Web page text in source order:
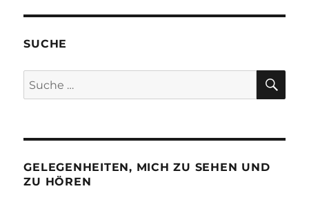
SUCHE
Suche
nach:
GELEGENHEITEN, MICH ZU SEHEN UND
ZU HÖREN